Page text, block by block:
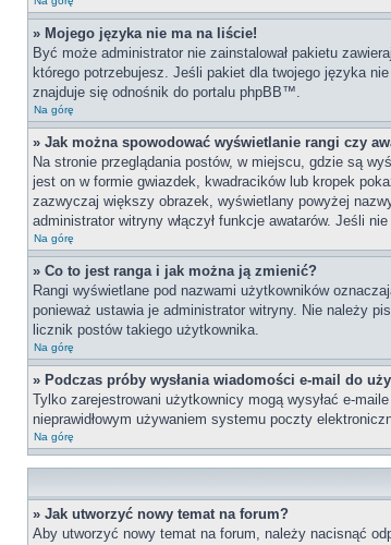
» Mojego języka nie ma na liście!
Być może administrator nie zainstalował pakietu
którego potrzebujesz. Jeśli pakiet dla twojego języka
znajduje się odnośnik do portalu phpBB™.
Na górę
» Jak można spowodować wyświetlanie rangi czy
Na stronie przeglądania postów, w miejscu, gdzie są
jest on w formie gwiazdek, kwadracików lub kropek
zazwyczaj większy obrazek, wyświetlany powyżej
administrator witryny włączył funkcje awatarów. Jeśli
Na górę
» Co to jest ranga i jak można ją zmienić?
Rangi wyświetlane pod nazwami użytkowników
ponieważ ustawia je administrator witryny. Nie należy
licznik postów takiego użytkownika.
Na górę
» Podczas próby wysłania wiadomości e-mail do
Tylko zarejestrowani użytkownicy mogą wysyłać e-
nieprawidłowym używaniem systemu poczty
Na górę
» Jak utworzyć nowy temat na forum?
Aby utworzyć nowy temat na forum, należy nacisnąć